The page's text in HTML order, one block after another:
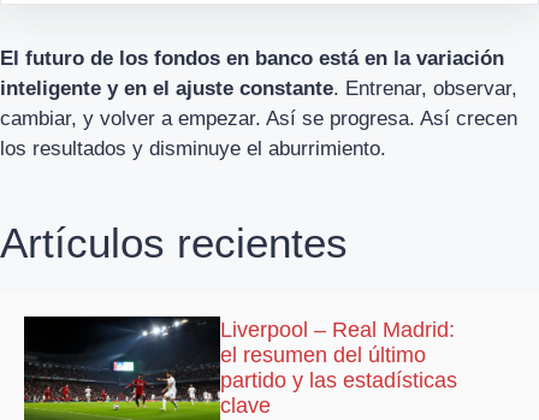
El futuro de los fondos en banco está en la variación
inteligente y en el ajuste constante. Entrenar, observar,
cambiar, y volver a empezar. Así se progresa. Así crecen
los resultados y disminuye el aburrimiento.
Artículos recientes
Liverpool – Real Madrid:
el resumen del último
partido y las estadísticas
clave